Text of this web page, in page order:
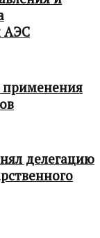
АЭС
применения
делегацию